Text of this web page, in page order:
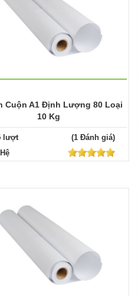
Cuộn A1 Định Lượng 80 Loại
10 Kg
lượt
(1 Đánh giá)